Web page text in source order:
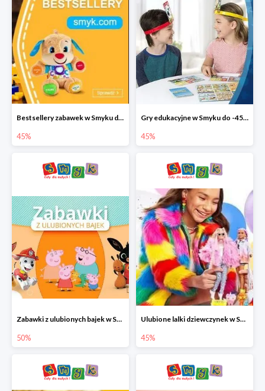
Bestsellery zabawek w Smyku do -45%
45%
Gry edukacyjne w Smyku do -45%
45%
Zabawki z ulubionych bajek w Smyku do -50%
50%
Ulubione lalki dziewczynek w Smyku do -45%
45%